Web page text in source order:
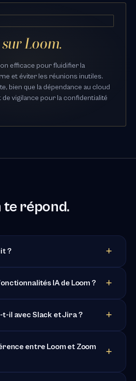
Loom.
efficace pour fluidifier la
et éviter les réunions inutiles.
bien que la dépendance au cloud
vigilance pour la confidentialité
te répond.
?
IA de Loom ?
il avec Slack et Jira ?
entre Loom et Zoom